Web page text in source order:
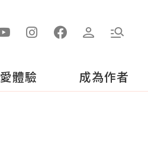
愛體驗 成為作者